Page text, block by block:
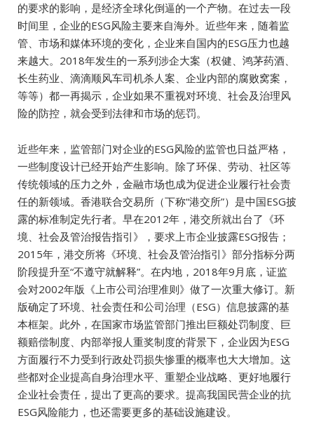
的要求的影响，是经济全球化倒逼的一个产物。在过去一段
时间里，企业的ESG风险主要来自海外。近些年来，随着监
管、市场和媒体环境的变化，企业来自国内的ESG压力也越
来越大。2018年发生的一系列涉企大案（权健、鸿茅药酒、
长生药业、滴滴顺风车司机杀人案、企业内部的腐败窝案，
等等）都一再揭示，企业如果不重视对环境、社会及治理风
险的防控，就会受到法律和市场的惩罚。
近些年来，监管部门对企业的ESG风险的监管也日益严格，
一些制度设计已经开始产生影响。除了环保、劳动、社区等
传统领域的压力之外，金融市场也成为促进企业履行社会责
任的新领域。香港联合交易所（下称“港交所”）是中国ESG披
露的标准制定先行者。早在2012年，港交所就出台了《环
境、社会及管治报告指引》，要求上市企业披露ESG报告；
2015年，港交所将《环境、社会及管治指引》部分指标分两
阶段提升至“不遵守就解释”。在内地，2018年9月底，证监
会对2002年版《上市公司治理准则》做了一次重大修订。新
版确定了环境、社会责任和公司治理（ESG）信息披露的基
本框架。此外，在国家市场监管部门推出巨额处罚制度、巨
额赔偿制度、内部举报人重奖制度的背景下，企业因为ESG
方面履行不力受到行政处罚损失惨重的概率也大大增加。这
些都对企业提高自身治理水平、重塑企业战略、更好地履行
企业社会责任，提出了更高的要求。提高我国民营企业的抗
ESG风险能力，也还需要更多的基础设施建设。